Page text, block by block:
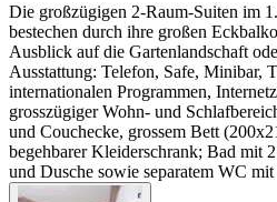
Die großzügigen 2-Raum-Suiten im
bestechen durch ihre großen
Ausblick auf die Gartenlandschaft
Ausstattung: Telefon, Safe, Minibar,
internationalen Programmen,
grosszügiger Wohn- und
und Couchecke, grossem Bett
begehbarer Kleiderschrank; Bad mit
und Dusche sowie separatem WC